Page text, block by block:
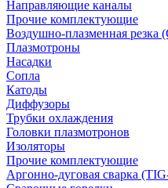
Направляющие каналы
Прочие комплектующие
Воздушно-плазменная резка
Плазмотроны
Насадки
Сопла
Катоды
Диффузоры
Трубки охлаждения
Головки плазмотронов
Изоляторы
Прочие комплектующие
Аргонно-дуговая сварка